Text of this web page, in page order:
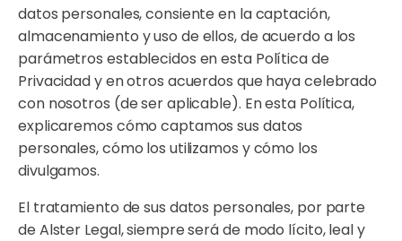
datos personales, consiente en la captación,
almacenamiento y uso de ellos, de acuerdo a los
parámetros establecidos en esta Política de
Privacidad y en otros acuerdos que haya celebrado
con nosotros (de ser aplicable). En esta Política,
explicaremos cómo captamos sus datos
personales, cómo los utilizamos y cómo los
divulgamos.
El tratamiento de sus datos personales, por parte
de Alster Legal, siempre será de modo lícito, leal y